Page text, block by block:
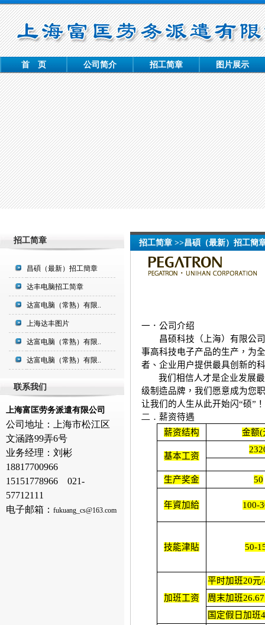
首 页 公司简介 招工简章 图片展示
招工简章
昌碩（最新）招工簡章
达丰电脑招工简章
达富电脑（常熟）有限..
上海达丰图片
达富电脑（常熟）有限..
达富电脑（常熟）有限..
联系我们
上海富匡劳务派遣有限公司
公司地址：上海市松江区
文涵路99弄6号
业务经理：刘彬
18817700966
15151778966 021-
57712111
电子邮箱： fukuang_cs@163.com
招工简章 >>昌碩（最新）招工簡
一．公司介绍
昌硕科技（上海）有限公
事高科技电子产品的生产，为
者、企业用户提供最具创新的
我们相信人才是企业发展
级制造品牌 ， 我们愿意成为您
让我们的人生从此开始闪“硕”！
二． 薪资待遇
薪资结构
金额(
基本工资
生产奖金 50
年資加給 100-
技能津貼 50-
加班工资
平时加班20元/
周末加班26.67
国定假日加班